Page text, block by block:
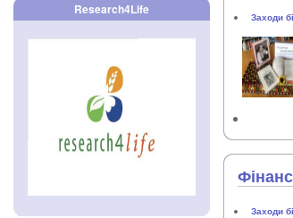
Research4Life Заходи
Заходи